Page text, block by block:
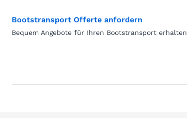
Bootstransport Offerte anfordern
Bequem Angebote für Ihren Bootstransport erhalten